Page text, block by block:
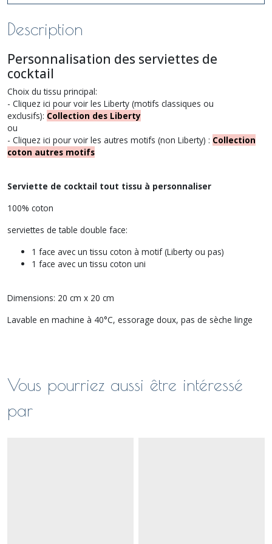
Description
Personnalisation des serviettes de
cocktail
Choix du tissu principal:
- Cliquez ici pour voir les Liberty (motifs classiques ou
exclusifs): Collection des Liberty
ou
- Cliquez ici pour voir les autres motifs (non Liberty) : Collection
coton autres motifs
Serviette de cocktail tout tissu à personnaliser
100% coton
serviettes de table double face:
1 face avec un tissu coton à motif (Liberty ou pas)
1 face avec un tissu coton uni
Dimensions: 20 cm x 20 cm
Lavable en machine à 40°C, essorage doux, pas de sèche linge
Vous pourriez aussi être intéressé
par